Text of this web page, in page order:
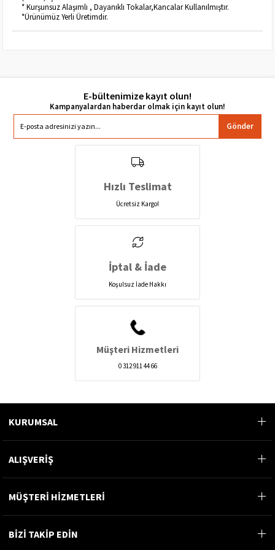
* Kurşunsuz Alaşımlı , Dayanıklı Tokalar,Kancalar Kullanılmıştır.
*Ürünümüz Yerli Üretimdir.
E-bültenimize kayıt olun!
Gönder
Hızlı Teslimat
Ücretsiz Kargo!
İptal & İade
Koşulsuz İade Hakkı
Müşteri Hizmetleri
0 312 911 44 66
KURUMSAL
ALIŞVERİŞ
MÜŞTERİ HİZMETLERİ
BİZİ TAKİP EDİN